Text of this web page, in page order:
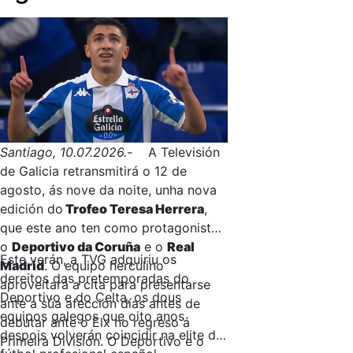
Santiago, 10.07.2026.- A Televisión
de Galicia retransmitirá o 12 de
agosto, ás nove da noite, unha nova
edición do Trofeo Teresa Herrera,
que este ano ten como protagonistas
o Deportivo da Coruña e o Real
Madrid. O equipo herculino
aproveitará a cita para presentarse
ante a súa afección días antes de
debutar ante o Elx no regreso á
Primeira División. O Deportivo e o
Este verán, a TVG adquiriu os
dereitos das pretemporadas do
Deportivo e do Celta, os dous
equipos galegos que oito anos
despois volverán coincidir na elite do